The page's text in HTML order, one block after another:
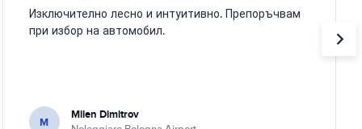
Изключително лесно и интуитивно. Препоръчвам
при избор на автомобил.
M Milen Dimitrov